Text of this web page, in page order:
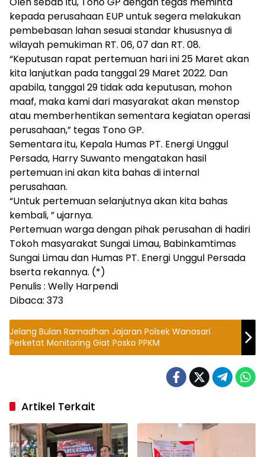
kepada perusahaan EUP untuk segera melakukan
pembebasan lahan sesuai standar khususnya di
wilayah pemukiman RT. 06, 07 dan RT. 08.
“Keputusan rapat pertemuan hari ini 25 Maret akan
kita lanjutkan pada tanggal 29 Maret 2022. Dan
apabila, tanggal 29 tidak ada keputusan, mohon
maaf, maka kami dari masyarakat akan menstop
atau memberhentikan sementara kegiatan operasi
perusahaan,” tegas Tono GP.
Sementara itu, Kepala Humas PT. Energi Unggul
Persada, Harry Suwanto mengatakan hasil
pertemuan ini akan kita bahas di internal
perusahaan.
“Untuk pertemuan selanjutnya akan kita bahas
kembali, ” ujarnya.
Pertemuan warga dengan pihak perusahan di hadiri
Tokoh masyarakat Sungai Limau, Babinkamtimas
Sungai Limau dan Humas PT. Energi Unggul Persada
bserta rekannya. (*)
Penulis : Welly Harpendi
Dibaca: 373
Jelang Bulan Ramadhan Jajaran Polsek Wanasari
Perketat Monitoring Giat Posko PPKM
Artikel Terkait